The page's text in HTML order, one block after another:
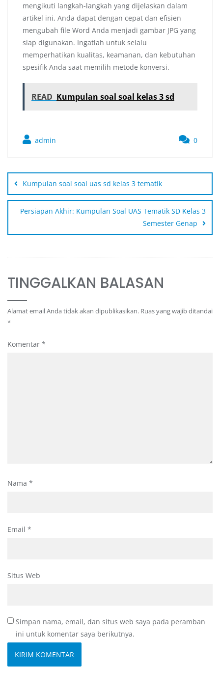
mengikuti langkah-langkah yang dijelaskan dalam
artikel ini, Anda dapat dengan cepat dan efisien
mengubah file Word Anda menjadi gambar JPG yang
siap digunakan. Ingatlah untuk selalu
memperhatikan kualitas, keamanan, dan kebutuhan
spesifik Anda saat memilih metode konversi.
READ Kumpulan soal soal kelas 3 sd
admin 0
Kumpulan soal soal uas sd kelas 3 tematik
Persiapan Akhir: Kumpulan Soal UAS Tematik SD Kelas 3
Semester Genap
TINGGALKAN BALASAN
Alamat email Anda tidak akan dipublikasikan. Ruas yang wajib ditandai
*
Komentar *
Nama *
Email *
Situs Web
Simpan nama, email, dan situs web saya pada peramban
ini untuk komentar saya berikutnya.